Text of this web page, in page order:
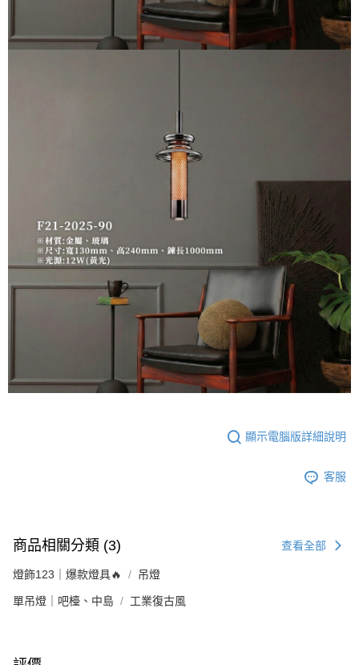
顯示電腦版詳細說明
客服
商品相關分類 (3) 查看全部
燈飾123｜爆款燈具🔥 吊燈
單吊燈｜吧檯、中島 工業復古風